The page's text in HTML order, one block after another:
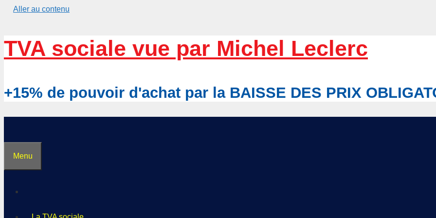
Aller au contenu
TVA sociale vue par Michel Leclerc
+15% de pouvoir d'achat par la BAISSE DES PRIX
Menu